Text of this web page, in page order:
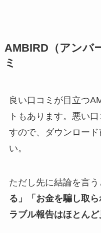
AMBIRD（アンバ
ミ
良い口コミが目立つ
トもあります。悪い
すので、ダウンロー
い。
ただし先に結論を言う
る」「お金を騙し取
ラブル報告はほとんど